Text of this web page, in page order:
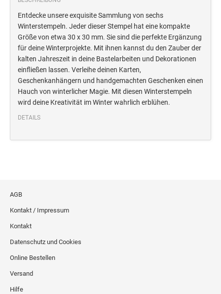
Office Printy spanisch
Office Printy italienisch
Office Printy englisch
Office Printy französisch
Trodat 7 Sachen Stempel
Olchi
PRÄGEZANGEN
Smart Style
Schreibgeräte-Zubehör
Entdecke unsere exquisite Sammlung von sechs
Winterstempeln. Jeder dieser Stempel hat eine kompakte
Größe von etwa 30 x 30 mm. Sie sind die perfekte Ergänzung
für deine Winterprojekte. Mit ihnen kannst du den Zauber der
kalten Jahreszeit in deine Bastelarbeiten und Dekorationen
einfließen lassen. Verleihe deinen Karten,
Geschenkanhängern und handgemachten Geschenken einen
Hauch von winterlicher Magie. Mit diesen Winterstempeln
wird deine Kreativität im Winter wahrlich erblühen.
DETAILS
AGB
Kontakt / Impressum
Kontakt
Datenschutz und Cookies
Online Bestellen
Versand
Hilfe